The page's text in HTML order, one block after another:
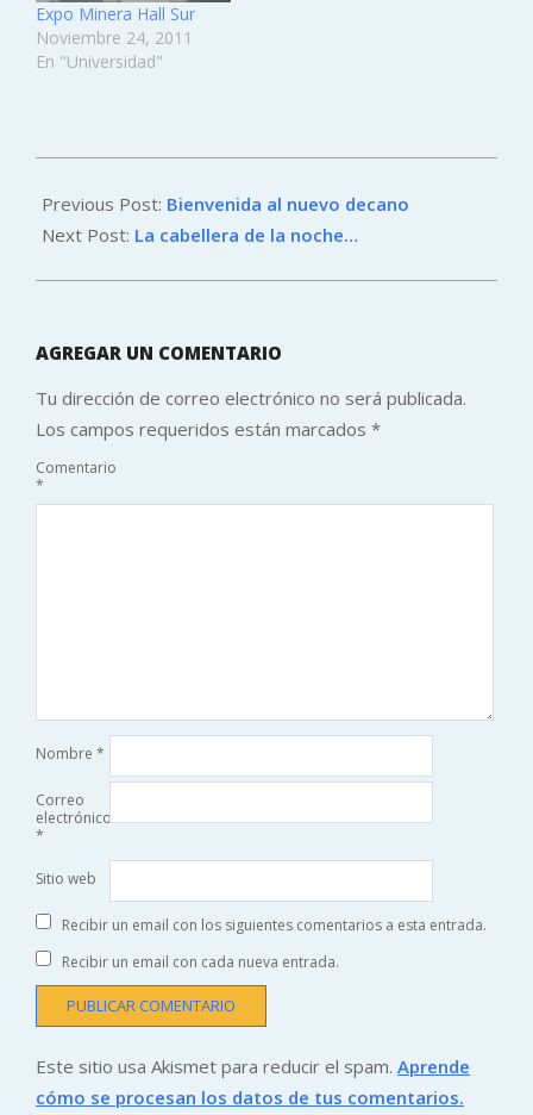
Expo Minera Hall Sur
Noviembre 24, 2011
En "Universidad"
09-
08
Previous Post: Bienvenida al nuevo decano
Next Post: La cabellera de la noche…
AGREGAR UN COMENTARIO
Tu dirección de correo electrónico no será publicada.
Los campos requeridos están marcados *
Comentario
*
Nombre *
Correo
electrónico
*
Sitio web
Recibir un email con los siguientes comentarios a esta entrada.
Recibir un email con cada nueva entrada.
Este sitio usa Akismet para reducir el spam. Aprende
cómo se procesan los datos de tus comentarios.